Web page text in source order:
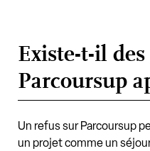
Existe-t-il
Parcoursup
Un refus sur Parcoursup
un projet comme un